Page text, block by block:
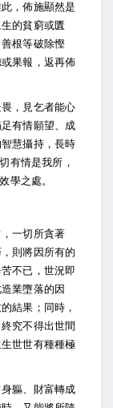
，佈施顯然是
的貧窮或匱
根等破除慳
果報，返再佈
，見乞者能心
有情願望、成
慧攝持，長時
有情是我所，
學之處。
一切所貪著
則將因所有的
不已，世況即
業墮落的因
結果；同時，
究不得出世間
世世有種種極
軀、財富轉成